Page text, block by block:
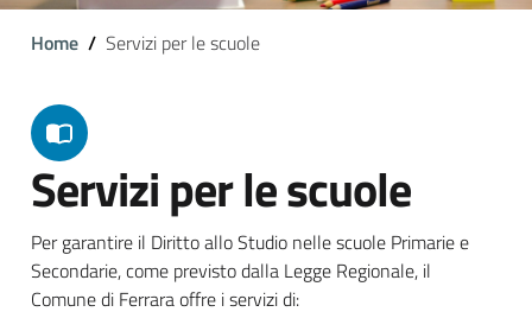
Home Servizi per le scuole
Servizi per le scuole
Per garantire il Diritto allo Studio nelle scuole Primarie e
Secondarie, come previsto dalla Legge Regionale, il
Comune di Ferrara offre i servizi di: